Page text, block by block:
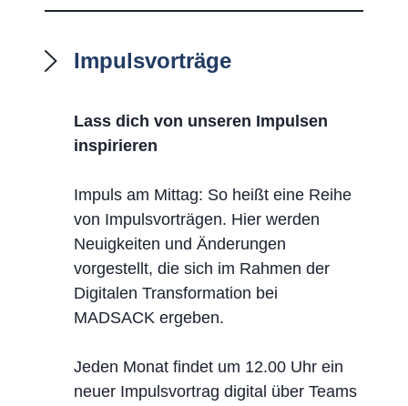
Impulsvorträge
Lass dich von unseren Impulsen
inspirieren
Impuls am Mittag: So heißt eine Reihe
von Impulsvorträgen. Hier werden
Neuigkeiten und Änderungen
vorgestellt, die sich im Rahmen der
Digitalen Transformation bei
MADSACK ergeben.
Jeden Monat findet um 12.00 Uhr ein
neuer Impulsvortrag digital über Teams